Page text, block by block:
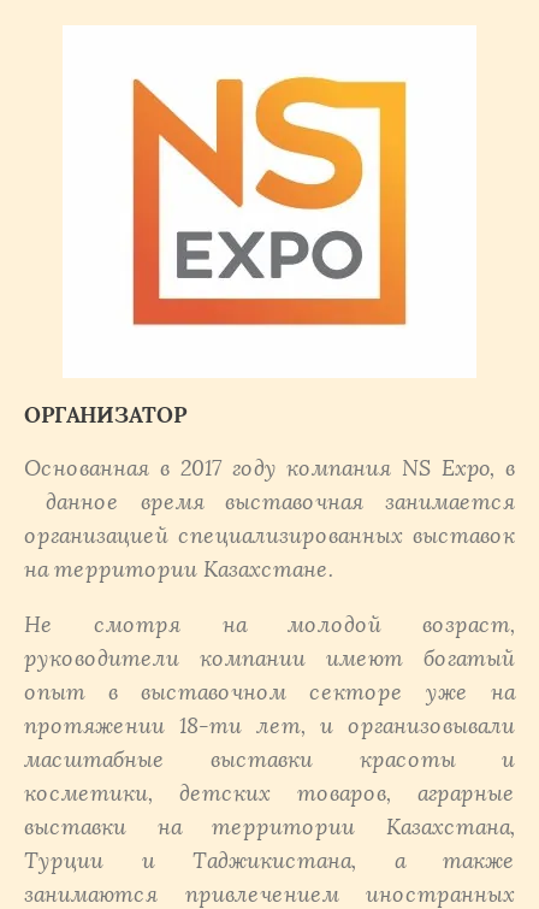
ОРГАНИЗАТОР
Основанная в 2017 году компания NS Expo, в
данное время выставочная занимается
организацией специализированных выставок
на территории Казахстане.
Не смотря на молодой возраст,
руководители компании имеют богатый
опыт в выставочном секторе уже на
протяжении 18-ти лет, и организовывали
масштабные выставки красоты и
косметики, детских товаров, аграрные
выставки на территории Казахстана,
Турции и Таджикистана, а также
занимаются привлечением иностранных